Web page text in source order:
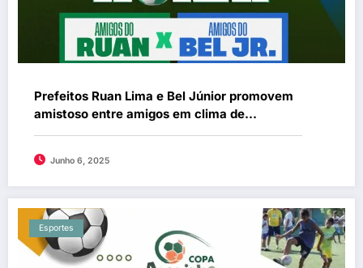
Prefeitos Ruan Lima e Bel Júnior promovem
amistoso entre amigos em clima de
integração regional
Junho 6, 2025
Esportes